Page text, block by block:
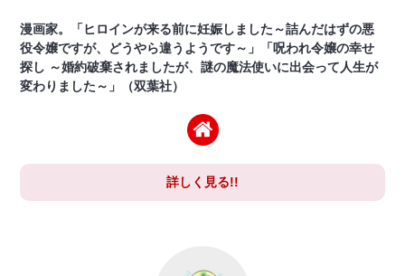
漫画家。「ヒロインが来る前に妊娠しました～詰んだはずの悪
役令嬢ですが、どうやら違うようです～」「呪われ令嬢の幸せ
探し ～婚約破棄されましたが、謎の魔法使いに出会って人生が
変わりました～」（双葉社）
詳しく見る!!